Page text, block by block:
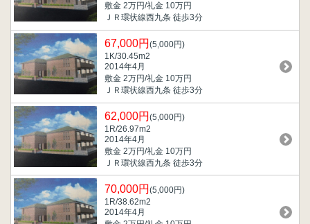
敷金 2万円/礼金 10万円
ＪＲ環状線西九条 徒歩3分
67,000円 (5,000円)
1K/30.45m2
2014年4月
敷金 2万円/礼金 10万円
ＪＲ環状線西九条 徒歩3分
62,000円 (5,000円)
1R/26.97m2
2014年4月
敷金 2万円/礼金 10万円
ＪＲ環状線西九条 徒歩3分
70,000円 (5,000円)
1R/38.62m2
2014年4月